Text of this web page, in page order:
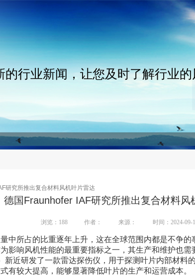
的行业新闻，让您及时了解行业的
研究所推出复合材料风机叶片雷达
德国Fraunhofer IAF研究所推出复合材料风
浏览： 188 作者： 来源： 时间：2024-09-
中所占的比重逐年上升，这在全球范围内都是不争
影响风机性能的最重要指标之一，其生产和维护也
新近研发了一款雷达探伤仪，用于探测叶片内部材料
有较大提高，能够显著降低叶片的生产和运营成本。